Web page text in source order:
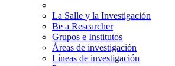
La Salle y la Investigación
Be a Researcher
Grupos e Institutos
Áreas de investigación
Líneas de investigación